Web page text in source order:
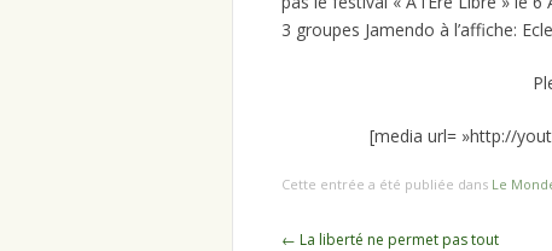
3 groupes Jamendo à l’affiche:
[media url= »http://
Cette entrée a été publiée dans Le
Navigation
← La liberté ne permet pas tout